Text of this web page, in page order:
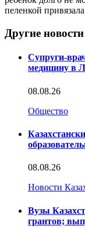
пеленкой
Другие новости
Супруги-
медицину в
08.08.26
Общество
08.08.26
Новости
Вузы
грантов;